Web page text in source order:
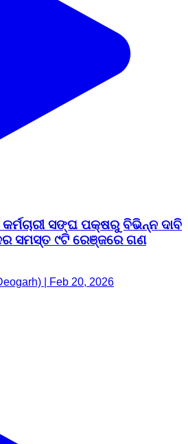
ସଙ୍ଘ ପକ୍ଷରୁ ବିଭିନ୍ନ ଦାବି
ସମସ୍ତ ୯ଟି ରେଞ୍ଜରେ ଗଣ
| Feb 20, 2026